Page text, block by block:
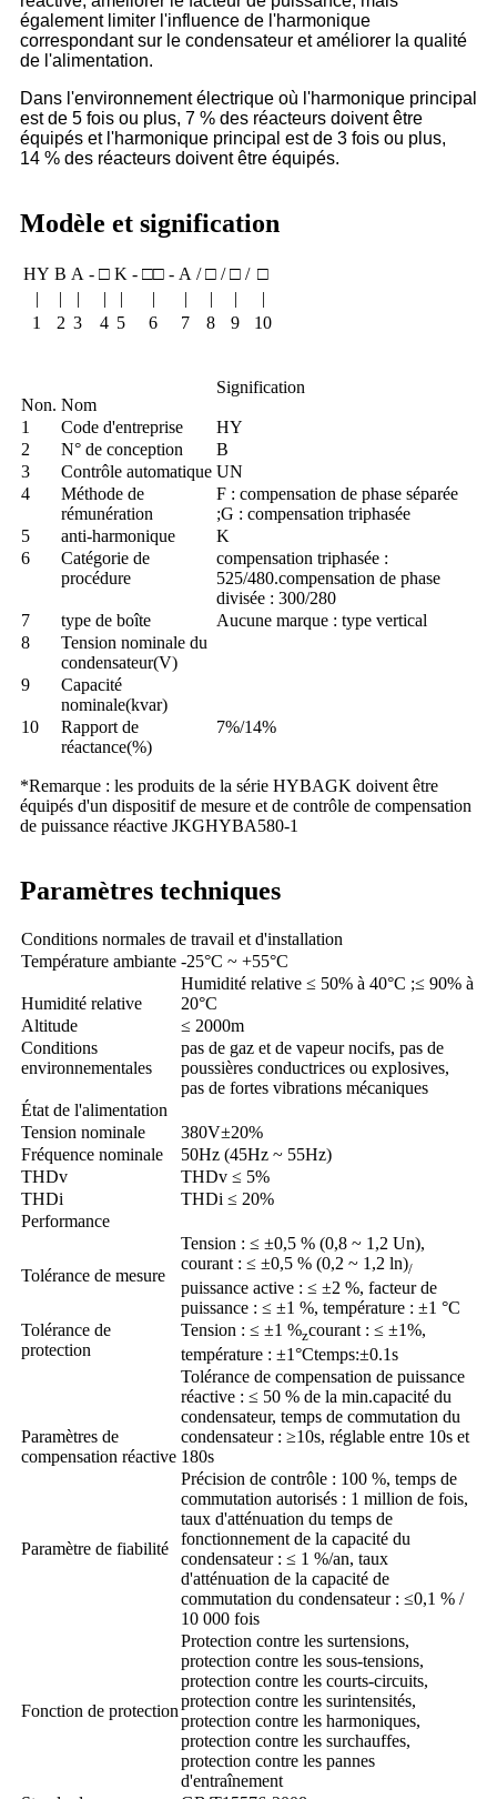
également limiter l'influence de l'harmonique
correspondant sur le condensateur et améliorer la qualité
de l'alimentation.
Dans l'environnement électrique où l'harmonique principal
est de 5 fois ou plus, 7 % des réacteurs doivent être
équipés et l'harmonique principal est de 3 fois ou plus,
14 % des réacteurs doivent être équipés.
Modèle et signification
HY B A - □ K - □□ - A / □ / □ / □
|
| | | | | | | |
|
1
2 3 4 5 6 7 8 9 10
Non. Nom
Signification
1 Code d'entreprise
HY
2
N° de conception
B
3
Contrôle automatique UN
4
Méthode de
rémunération
F : compensation de phase séparée
;G : compensation triphasée
5
anti-harmonique
K
6
Catégorie de
procédure
compensation triphasée :
525/480.compensation de phase
divisée : 300/280
7
type de boîte
Aucune marque : type vertical
8
Tension nominale du
condensateur(V)
9
Capacité
nominale(kvar)
10
Rapport de
réactance(%)
7%/14%
*Remarque : les produits de la série HYBAGK doivent être
équipés d'un dispositif de mesure et de contrôle de compensation
de puissance réactive JKGHYBA580-1
Paramètres techniques
Conditions normales de travail et d'installation
Température ambiante -25°C ~ +55°C
Humidité relative
Humidité relative ≤ 50% à 40°C ;≤ 90% à
20°C
Altitude
≤ 2000m
Conditions
environnementales
pas de gaz et de vapeur nocifs, pas de
poussières conductrices ou explosives,
pas de fortes vibrations mécaniques
État de l'alimentation
Tension nominale
380V±20%
Fréquence nominale
50Hz (45Hz ~ 55Hz)
THDv
THDv ≤ 5%
THDi
THDi ≤ 20%
Performance
Tolérance de mesure
Tension : ≤ ±0,5 % (0,8 ~ 1,2 Un),
courant : ≤ ±0,5 % (0,2 ~ 1,2 ln)/
puissance active : ≤ ±2 %, facteur de
puissance : ≤ ±1 %, température : ±1 °C
Tolérance de
protection
Tension : ≤ ±1 %zcourant : ≤ ±1%,
température : ±1°Ctemps:±0.1s
Paramètres de
compensation réactive
Tolérance de compensation de puissance
réactive : ≤ 50 % de la min.capacité du
condensateur, temps de commutation du
condensateur : ≥10s, réglable entre 10s et
180s
Paramètre de fiabilité
Précision de contrôle : 100 %, temps de
commutation autorisés : 1 million de fois,
taux d'atténuation du temps de
fonctionnement de la capacité du
condensateur : ≤ 1 %/an, taux
d'atténuation de la capacité de
commutation du condensateur : ≤0,1 % /
10 000 fois
Fonction de protection
Protection contre les surtensions,
protection contre les sous-tensions,
protection contre les courts-circuits,
protection contre les surintensités,
protection contre les harmoniques,
protection contre les surchauffes,
protection contre les pannes
d'entraînement